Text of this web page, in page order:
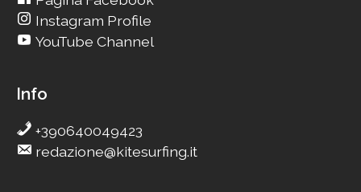
Instagram Profile
YouTube Channel
Info
+390640049423
redazione@kitesurfing.it